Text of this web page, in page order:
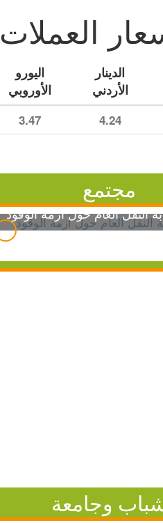
العملات
الدينار
الأردني
اليورو
الأوروبي
4.24
3.47
مجتمع
النقل العام حول أزمة الوقود
وجامعة